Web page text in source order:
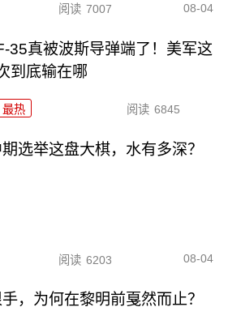
阅读 7007 08-04
35真被波斯导弹端了！美军这
到底输在哪
最热 阅读 6845
选举这盘大棋，水有多深？
阅读 6203 08-04
，为何在黎明前戛然而止？